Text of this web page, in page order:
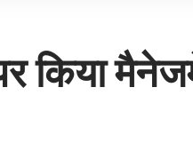
किया